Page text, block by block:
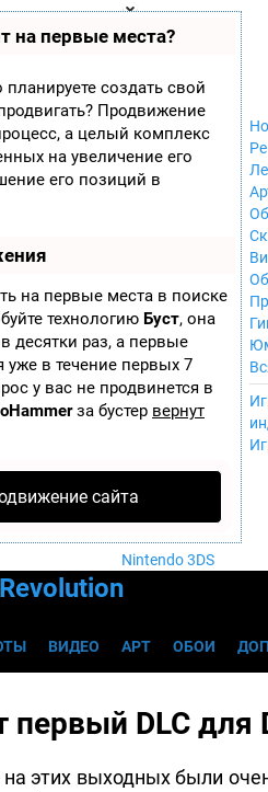
на первые места?
создать свой
Продвижение
а целый комплекс
на увеличение его
его позиций в
на первые места в поиске
технологию Буст, она
десятки раз, а первые
уже в течение первых 7
у вас не продвинется в
за бустер вернут
сайта
ла
ор
м
ы
Xbox 360
Nintendo Wii
Nintendo
GameCube
PlayStation
PlayStation 2
Portable
Nintendo DS
Android
iOS
MacOS
Sega Mega Drive
Mobile
Nintendo Wii U
Nintendo 3DS
ВИДЕО АРТ ОБОИ
первый DLC для
на этих выходных были